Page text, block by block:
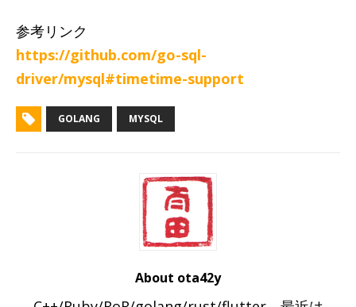
参考リンク
https://github.com/go-sql-
driver/mysql#timetime-support
GOLANG MYSQL
About ota42y